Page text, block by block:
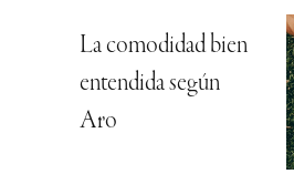
La comodidad bien
entendida según
Aro